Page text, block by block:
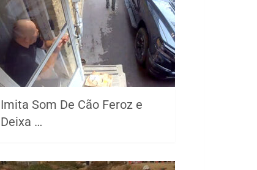
Imita Som De Cão Feroz e
Deixa …